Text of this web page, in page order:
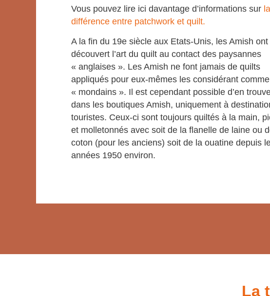
Vous pouvez lire ici davantage d’informations sur la
différence entre patchwork et quilt.
A la fin du 19e siècle aux Etats-Unis, les Amish ont
découvert l’art du quilt au contact des paysannes
« anglaises ». Les Amish ne font jamais de quilts
appliqués pour eux-mêmes les considérant
« mondains ». Il est cependant possible d’en
dans les boutiques Amish, uniquement à
touristes. Ceux-ci sont toujours quiltés à la main,
et molletonnés avec soit de la flanelle de laine ou
coton (pour les anciens) soit de la ouatine depuis
années 1950 environ.
La